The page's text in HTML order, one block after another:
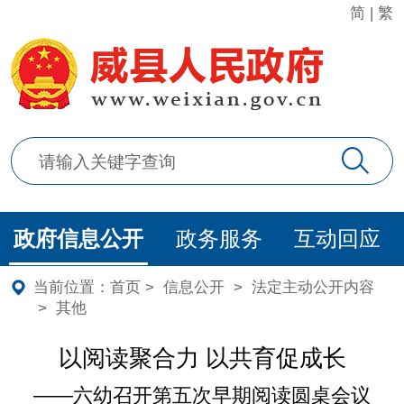
简 |繁
政府信息公开 政务服务 互动回应
当前位置： 首页> 信息公开> 法定主动公开内容
> 其他
以阅读聚合力 以共育促成长
——六幼召开第五次早期阅读圆桌会议